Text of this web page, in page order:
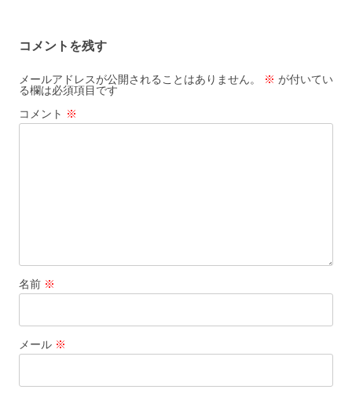
ビ
ゲ
ー
シ
コメントを残す
メールアドレスが公開されることはありません。 ※ が付いてい
る欄は必須項目です
コメント ※
名前 ※
メール ※